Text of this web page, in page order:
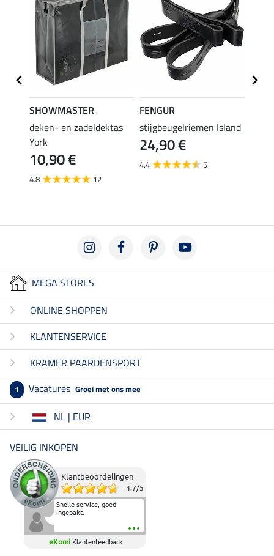
SHOWMASTER
deken- en zadeldektas
York
10,90 €
4.8 12
FENGUR
stijgbeugelriemen Island
24,90 €
4.4 5
MEGA STORES
ONLINE SHOPPEN
KLANTENSERVICE
KRAMER PAARDENSPORT
1 Vacatures Groei met ons mee
NL | EUR
VEILIG INKOPEN
Klantbeoordelingen
4.7/5
Snelle service, goed
ingepakt.
eKomi Klantenfeedback